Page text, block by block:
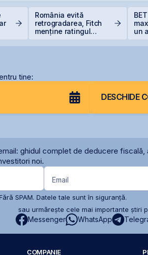
România evită
retrogradarea, Fitch
menține ratingul
un
tine:
DESCHIDE
ghidul complet de deducere fiscală,
noi.
Email
SPAM. Datele tale sunt în siguranță.
sau urmărește cele mai importante știri
Messenger WhatsApp
COMPANIE